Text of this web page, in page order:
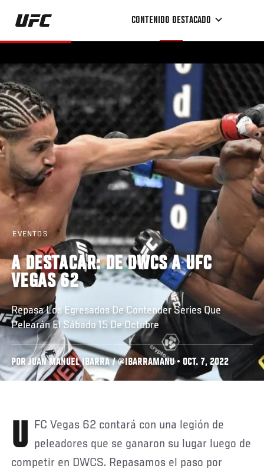
Pasar
contenido
CONTENIDO DESTACADO
EVENTOS
A DESTACAR: DE DWCS A UFC
VEGAS 62
Repasa Los Egresados De Contender Series Que
Pelearán El Sábado 15 De Octubre
POR JUAN MANUEL IBARRA / @IBARRAMANU • OCT. 7, 2022
UFC Vegas 62 contará con una legión de peleadores que se ganaron su lugar luego de
competir en DWCS. Repasamos el paso por